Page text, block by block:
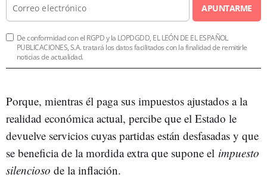
APUNTARME
De conformidad con el RGPD y la LOPDGDD, EL LEÓN DE EL ESPAÑOL
PUBLICACIONES, S.A. tratará los datos facilitados con la finalidad de remitirle
noticias de actualidad.
Porque, mientras él paga sus impuestos ajustados a la
realidad económica actual, percibe que el Estado le
devuelve servicios cuyas partidas están desfasadas y que
se beneficia de la mordida extra que supone el impuesto
silencioso de la inflación.